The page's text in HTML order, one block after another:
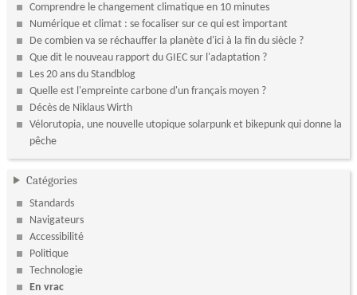
Comprendre le changement climatique en 10 minutes
Numérique et climat : se focaliser sur ce qui est important
De combien va se réchauffer la planète d'ici à la fin du siècle ?
Que dit le nouveau rapport du GIEC sur l'adaptation ?
Les 20 ans du Standblog
Quelle est l'empreinte carbone d'un français moyen ?
Décès de Niklaus Wirth
Vélorutopia, une nouvelle utopique solarpunk et bikepunk qui donne la
pêche
Catégories
Standards
Navigateurs
Accessibilité
Politique
Technologie
En vrac